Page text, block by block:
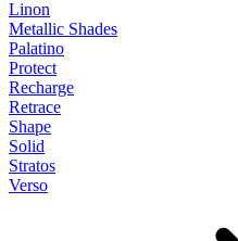
Linon
Metallic Shades
Palatino
Protect
Recharge
Retrace
Shape
Solid
Stratos
Verso